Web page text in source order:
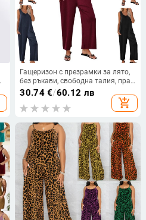
Гащеризон с презрамки за лято,
без ръкави, свободна талия, прав
силует, къс крачол, полиестер/
еластан
30.74€/60.12 лв
add_shopping_cart